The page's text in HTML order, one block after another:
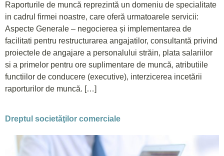
Raporturile de muncă reprezintă un domeniu de specialitate
in cadrul firmei noastre, care oferă urmatoarele servicii:
Aspecte Generale – negocierea și implementarea de
facilitati pentru restructurarea angajatilor, consultantă privind
proiectele de angajare a personalului străin, plata salariilor
si a primelor pentru ore suplimentare de muncă, atributiile
functiilor de conducere (executive), interzicerea incetării
raporturilor de muncă. […]
Dreptul societăţilor comerciale